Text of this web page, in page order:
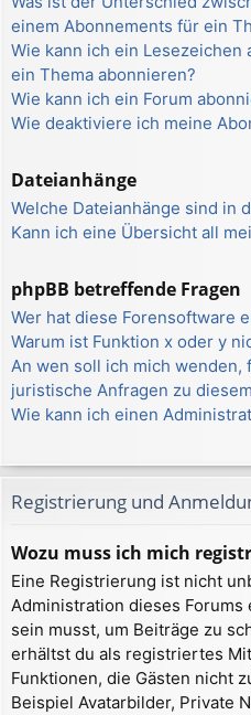
einem Abonnements für ein
Wie kann ich ein
ein Thema abonnieren?
Wie kann ich ein Forum
Wie deaktiviere ich meine
Dateianhänge
Welche Dateianhänge sind in
Kann ich eine Übersicht all
phpBB betreffende Fragen
Wer hat diese Forensoftware
Warum ist Funktion x oder y
An wen soll ich mich
juristische Anfragen zu
Wie kann ich einen
Registrierung und
Wozu muss ich mich
Eine Registrierung ist nicht
Administration dieses
sein musst, um Beiträge zu
erhältst du als registriertes
Funktionen, die Gästen nicht
Beispiel Avatarbilder, Private